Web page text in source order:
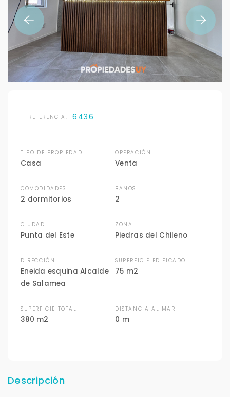
REFERENCIA: 6436
TIPO DE PROPIEDAD
Casa
OPERACIÓN
Venta
COMODIDADES
2 dormitorios
BAÑOS
2
CIUDAD
Punta del Este
ZONA
Piedras del Chileno
DIRECCIÓN
Eneida esquina Alcalde
de Salamea
SUPERFICIE EDIFICADO
75 m2
SUPERFICIE TOTAL
380 m2
DISTANCIA AL MAR
0 m
Descripción